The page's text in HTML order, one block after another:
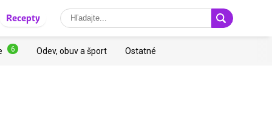
Recepty
6 Odev, obuv a šport Ostatné